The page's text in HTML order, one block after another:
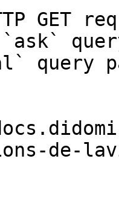
GET
query
de-